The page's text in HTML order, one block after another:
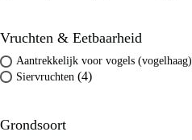
Vruchten & Eetbaarheid
Aantrekkelijk voor vogels (vogelhaag)
Siervruchten (4)
Grondsoort